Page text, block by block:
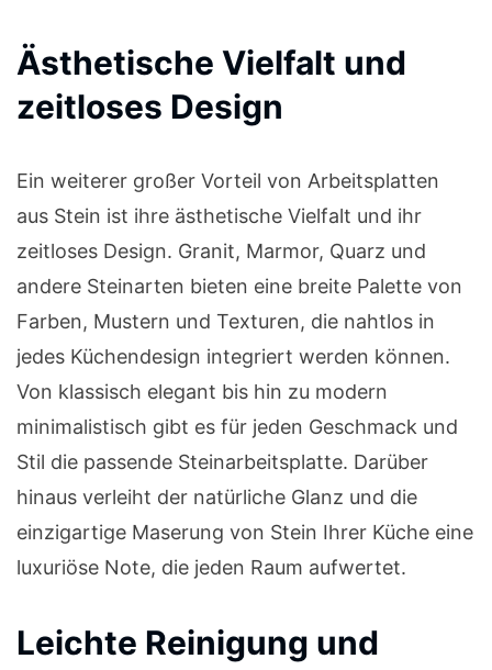
Ästhetische Vielfalt und
zeitloses Design
Ein weiterer großer Vorteil von Arbeitsplatten
aus Stein ist ihre ästhetische Vielfalt und ihr
zeitloses Design. Granit, Marmor, Quarz und
andere Steinarten bieten eine breite Palette von
Farben, Mustern und Texturen, die nahtlos in
jedes Küchendesign integriert werden können.
Von klassisch elegant bis hin zu modern
minimalistisch gibt es für jeden Geschmack und
Stil die passende Steinarbeitsplatte. Darüber
hinaus verleiht der natürliche Glanz und die
einzigartige Maserung von Stein Ihrer Küche eine
luxuriöse Note, die jeden Raum aufwertet.
Leichte Reinigung und